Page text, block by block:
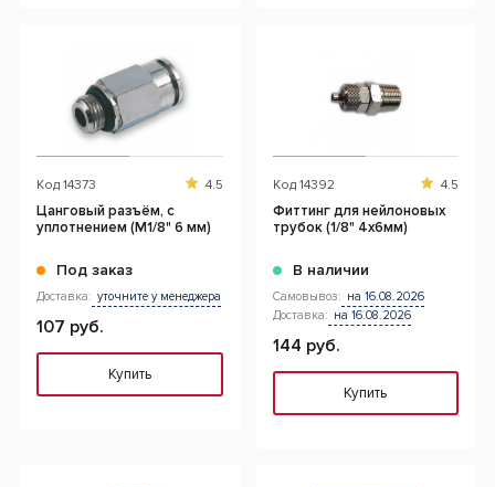
Код 14373 4.5
Цанговый разъём, с
уплотнением (М1/8" 6 мм)
Под заказ
Доставка: уточните у менеджера
107 руб.
Купить
Код 14392 4.5
Фиттинг для нейлоновых
трубок (1/8" 4х6мм)
В наличии
Самовывоз: на 16.08.2026
Доставка: на 16.08.2026
144 руб.
Купить